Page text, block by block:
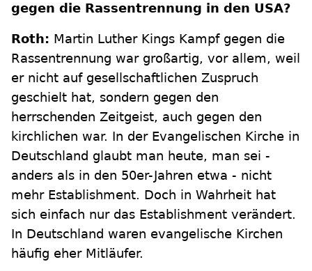
gegen die Rassentrennung in den USA?
Roth: Martin Luther Kings Kampf gegen die
Rassentrennung war großartig, vor allem, weil
er nicht auf gesellschaftlichen Zuspruch
geschielt hat, sondern gegen den
herrschenden Zeitgeist, auch gegen den
kirchlichen war. In der Evangelischen Kirche in
Deutschland glaubt man heute, man sei -
anders als in den 50er-Jahren etwa - nicht
mehr Establishment. Doch in Wahrheit hat
sich einfach nur das Establishment verändert.
In Deutschland waren evangelische Kirchen
häufig eher Mitläufer.